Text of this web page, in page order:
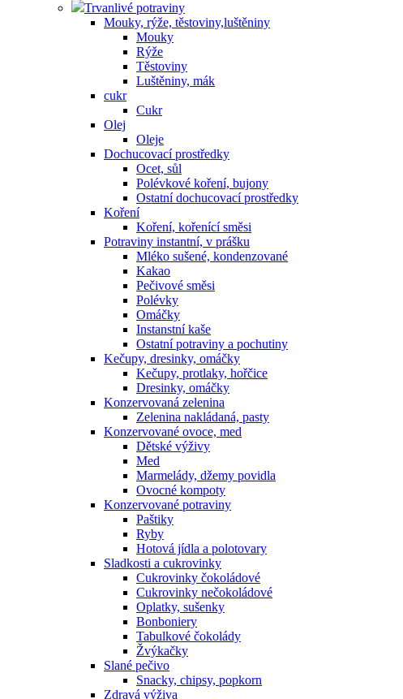
Trvanlivé potraviny
Mouky, rýže, těstoviny,luštěniny
Mouky
Rýže
Těstoviny
Luštěniny, mák
cukr
Cukr
Olej
Oleje
Dochucovací prostředky
Ocet, sůl
Polévkové koření, bujony
Ostatní dochucovací prostředky
Koření
Koření, kořenící směsi
Potraviny instantní, v prášku
Mléko sušené, kondenzované
Kakao
Pečivové směsi
Polévky
Omáčky
Instanstní kaše
Ostatní potraviny a pochutiny
Kečupy, dresinky, omáčky
Kečupy, protlaky, hořčice
Dresinky, omáčky
Konzervovaná zelenina
Zelenina nakládaná, pasty
Konzervované ovoce, med
Dětské výživy
Med
Marmelády, džemy povidla
Ovocné kompoty
Konzervované potraviny
Paštiky
Ryby
Hotová jídla a polotovary
Sladkosti a cukrovinky
Cukrovinky čokoládové
Cukrovinky nečokoládové
Oplatky, sušenky
Bonboniery
Tabulkové čokolády
Žvýkačky
Slané pečivo
Snacky, chipsy, popkorn
Zdravá výživa